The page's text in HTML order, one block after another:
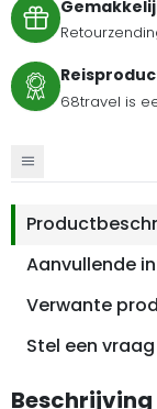
68travel is
Aanvullende
Verwante
Stel een vraag
Beschrijving